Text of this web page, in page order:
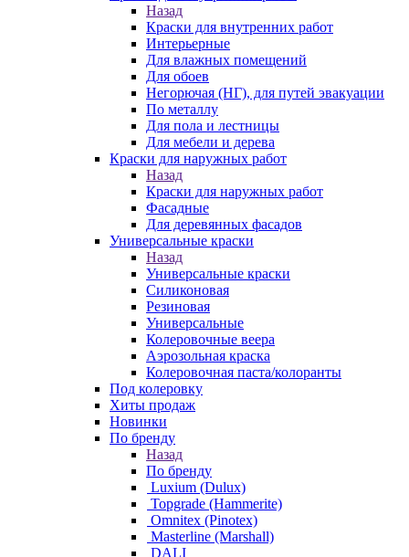
Назад
Краски для внутренних работ
Интерьерные
Для влажных помещений
Для обоев
Негорючая (НГ), для путей эвакуации
По металлу
Для пола и лестницы
Для мебели и дерева
Краски для наружных работ
Назад
Краски для наружных работ
Фасадные
Для деревянных фасадов
Универсальные краски
Назад
Универсальные краски
Силиконовая
Резиновая
Универсальные
Колеровочные веера
Аэрозольная краска
Колеровочная паста/колоранты
Под колеровку
Хиты продаж
Новинки
По бренду
Назад
По бренду
Luxium (Dulux)
Topgrade (Hammerite)
Omnitex (Pinotex)
Masterline (Marshall)
DALI